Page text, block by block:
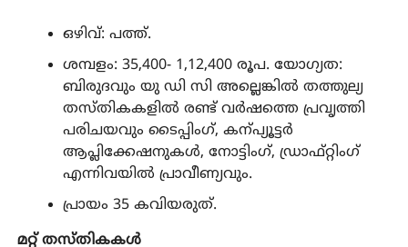
ഒഴിവ്: പത്ത്.
ശമ്പളം: 35,400- 1,12,400 രൂപ. യോഗ്യത:
ബിരുദവും യു ഡി സി അല്ലെങ്കിൽ തത്തുല്യ
തസ്തികകളിൽ രണ്ട് വർഷത്തെ പ്രവൃത്തി
പരിചയവും ടൈപ്പിംഗ്, കന്പ്യൂട്ടർ
ആപ്ലിക്കേഷനുകൾ, നോട്ടിംഗ്, ഡ്രാഫ്റ്റിംഗ്
എന്നിവയിൽ പ്രാവീണ്യവും.
പ്രായം 35 കവിയരുത്.
മറ്റ് തസ്തികകൾ